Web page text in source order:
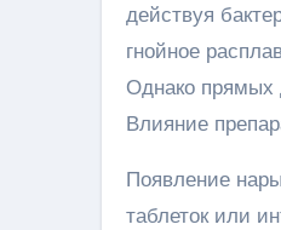
действуя
гнойное
Однако прямых
Влияние
Появление
таблеток или